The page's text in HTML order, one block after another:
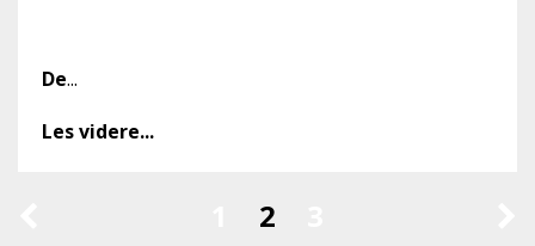
De...
Les videre...
2